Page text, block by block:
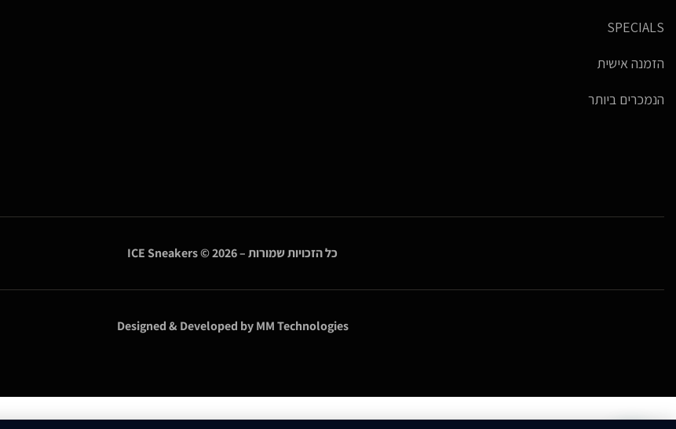
SPECIALS
הזמנה אישית
הנמכרים ביותר
כל הזכויות שמורות – ICE Sneakers© 2026
Designed & Developed byMM Technologies